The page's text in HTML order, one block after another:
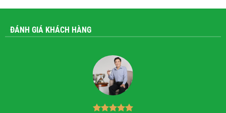
ĐÁNH GIÁ KHÁCH HÀNG